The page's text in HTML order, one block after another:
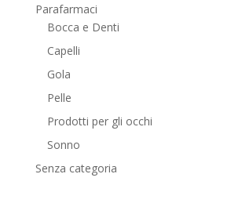
Parafarmaci
Bocca e Denti
Capelli
Gola
Pelle
Prodotti per gli occhi
Sonno
Senza categoria